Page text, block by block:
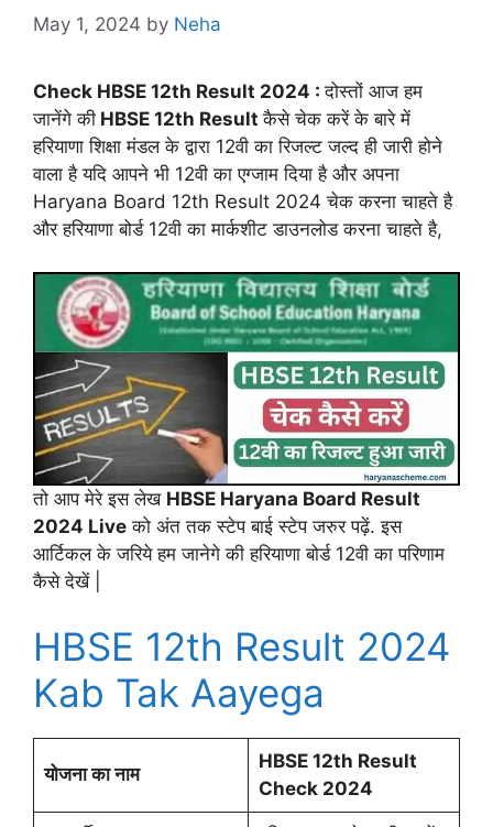
May 1, 2024 by Neha
Check HBSE 12th Result 2024 :दोस्तों आज हम
जानेंगे की HBSE 12th Resultकैसे चेक करें के बारे में
हरियाणा शिक्षा मंडल के द्वारा 12वी का रिजल्ट जल्द ही जारी होने
वाला है यदि आपने भी 12वी का एग्जाम दिया है और अपना
Haryana Board 12th Result 2024 चेक करना चाहते है
और हरियाणा बोर्ड 12वी का मार्कशीट डाउनलोड करना चाहते है,
तो आप मेरे इस लेख HBSE Haryana Board Result
2024 Live को अंत तक स्टेप बाई स्टेप जरुर पढ़ें. इस
आर्टिकल के जरिये हम जानेगे की हरियाणा बोर्ड 12वी का परिणाम
कैसे देखें |
HBSE 12th Result 2024
Kab Tak Aayega
योजना का नाम
HBSE 12th Result
Check 2024